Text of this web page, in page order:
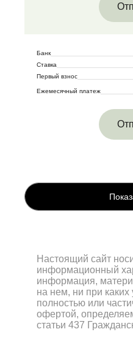
Банк
Ставка
Первый взнос
Ежемесячный платеж
Настоящий сайт
информационный
информация,
на нем, ни при
полностью или
офертой,
статьи 437